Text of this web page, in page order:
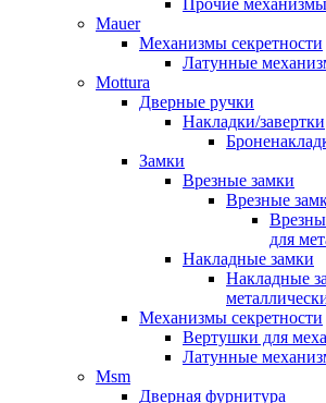
Прочие механизмы
Mauer
Механизмы секретности
Латунные
Mottura
Дверные ручки
Накладки/завертки
Замки
Врезные замки
Врезные
для
Накладные замки
Накладные
Механизмы секретности
Вертушки для
Латунные
Msm
Дверная фурнитура